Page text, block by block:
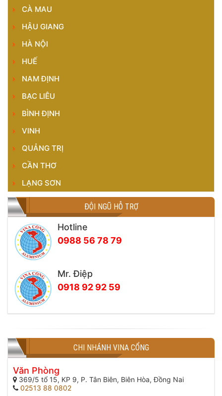
CÀ MAU
HẬU GIANG
HÀ NỘI
HUẾ
NAM ĐỊNH
BẠC LIÊU
BÌNH ĐỊNH
VINH
QUẢNG TRỊ
CẦN THƠ
LẠNG SƠN
ĐỘI NGŨ HỖ TRỢ
Hotline
0988 56 78 79
Mr. Điệp
0918 92 92 59
CHI NHÁNH VINA CỔNG
Văn Phòng
369/5 tổ 15, KP 9, P. Tân Biên, Biên Hòa, Đồng Nai
02513 88 0802